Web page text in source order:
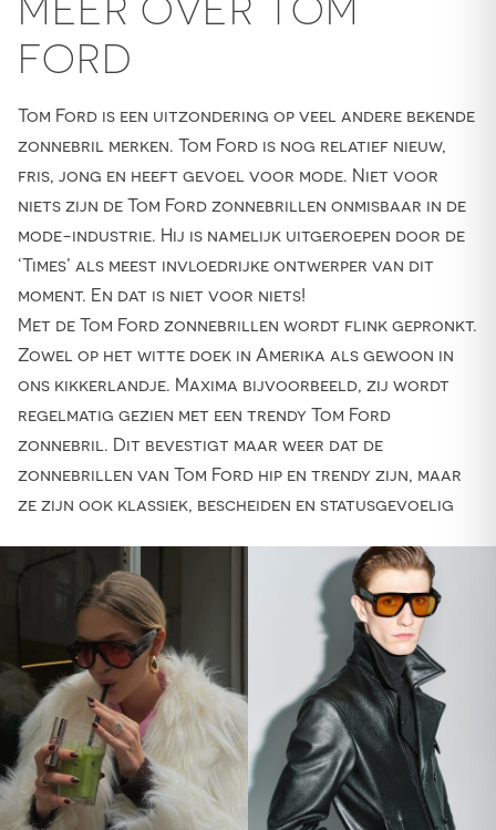
MEER OVER TOM
FORD
Tom Ford is een uitzondering op veel andere bekende
zonnebril merken. Tom Ford is nog relatief nieuw,
fris, jong en heeft gevoel voor mode. Niet voor
niets zijn de Tom Ford zonnebrillen onmisbaar in de
mode-industrie. Hij is namelijk uitgeroepen door de
‘Times’ als meest invloedrijke ontwerper van dit
moment. En dat is niet voor niets!
Met de Tom Ford zonnebrillen wordt flink gepronkt.
Zowel op het witte doek in Amerika als gewoon in
ons kikkerlandje. Maxima bijvoorbeeld, zij wordt
regelmatig gezien met een trendy Tom Ford
zonnebril. Dit bevestigt maar weer dat de
zonnebrillen van Tom Ford hip en trendy zijn, maar
ze zijn ook klassiek, bescheiden en statusgevoelig